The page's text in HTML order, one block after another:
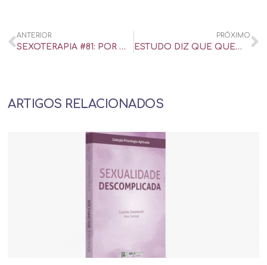
ANTERIOR
SEXOTERAPIA #81: POR QUE ALGUNS HOMENS BROCHAM AO USAR CAMISINHA?
PRÓXIMO
ESTUDO DIZ QUE QUEM TEM MAIOR FREQUÊNCIA SEXUAL É MAIS RESISTENTE À COVID – UOL UNIVERSA
ARTIGOS RELACIONADOS